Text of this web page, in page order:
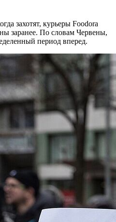
захотят, курьеры Foodora
заранее. По словам Червены,
период вперед.